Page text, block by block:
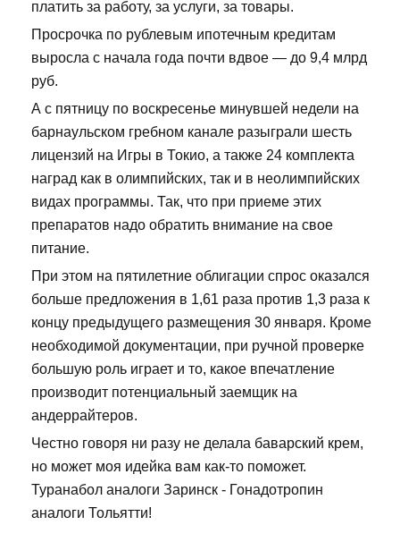
платить за работу, за услуги, за товары.
Просрочка по рублевым ипотечным кредитам
выросла с начала года почти вдвое — до 9,4 млрд
руб.
А с пятницу по воскресенье минувшей недели на
барнаульском гребном канале разыграли шесть
лицензий на Игры в Токио, а также 24 комплекта
наград как в олимпийских, так и в неолимпийских
видах программы. Так, что при приеме этих
препаратов надо обратить внимание на свое
питание.
При этом на пятилетние облигации спрос оказался
больше предложения в 1,61 раза против 1,3 раза к
концу предыдущего размещения 30 января. Кроме
необходимой документации, при ручной проверке
большую роль играет и то, какое впечатление
производит потенциальный заемщик на
андеррайтеров.
Честно говоря ни разу не делала баварский крем,
но может моя идейка вам как-то поможет.
Туранабол аналоги Заринск - Гонадотропин
аналоги Тольятти!